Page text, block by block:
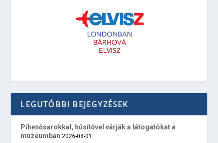
LEGUTÓBBI BEJEGYZÉSEK
Pihenősarokkal, hűsítővel várják a látogatókat a
múzeumban 2026-08-01